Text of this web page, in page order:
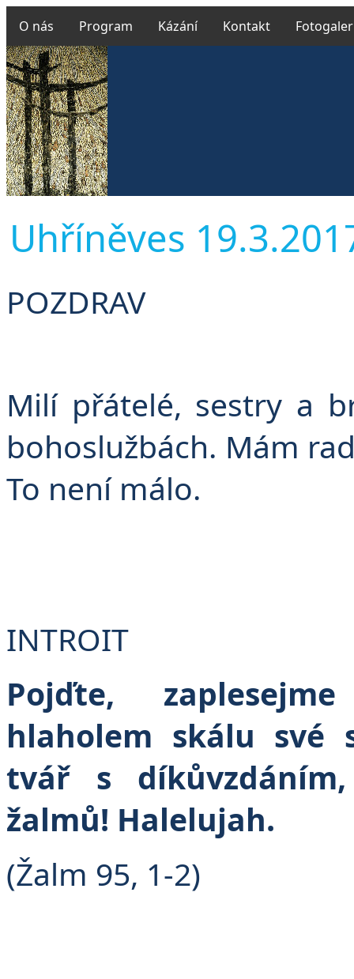
O nás Program Kázání Kontakt
Uhříněves
POZDRAV
Milí přátelé, sestry a
bohoslužbách. Mám
To není málo.
INTROIT
Pojďte,
hlaholem skálu své
tvář s
žalmů! Halelujah.
(Žalm 95, 1-2)